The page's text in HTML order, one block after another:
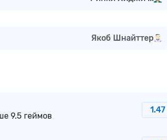
Якоб Шнайттер
9.5 геймов
1.47